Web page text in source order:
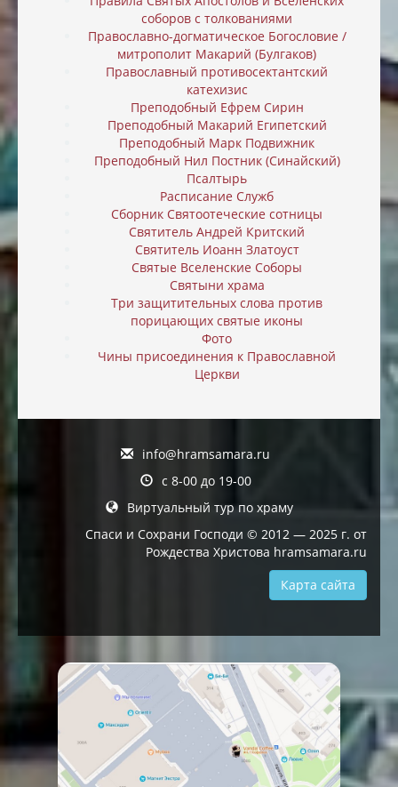
соборов с толкованиями
Православно-догматическое Богословие /
митрополит Макарий (Булгаков)
Православный противосектантский
катехизис
Преподобный Ефрем Сирин
Преподобный Макарий Египетский
Преподобный Марк Подвижник
Преподобный Нил Постник (Синайский)
Псалтырь
Расписание Служб
Сборник Святоотеческие сотницы
Святитель Андрей Критский
Святитель Иоанн Златоуст
Святые Вселенские Соборы
Святыни храма
Три защитительных слова против
порицающих святые иконы
Фото
Чины присоединения к Православной
Церкви
info@hramsamara.ru
с 8-00 до 19-00
Виртуальный тур по храму
Спаси и Сохрани Господи © 2012 — 2025 г. от
Рождества Христова hramsamara.ru
Карта сайта